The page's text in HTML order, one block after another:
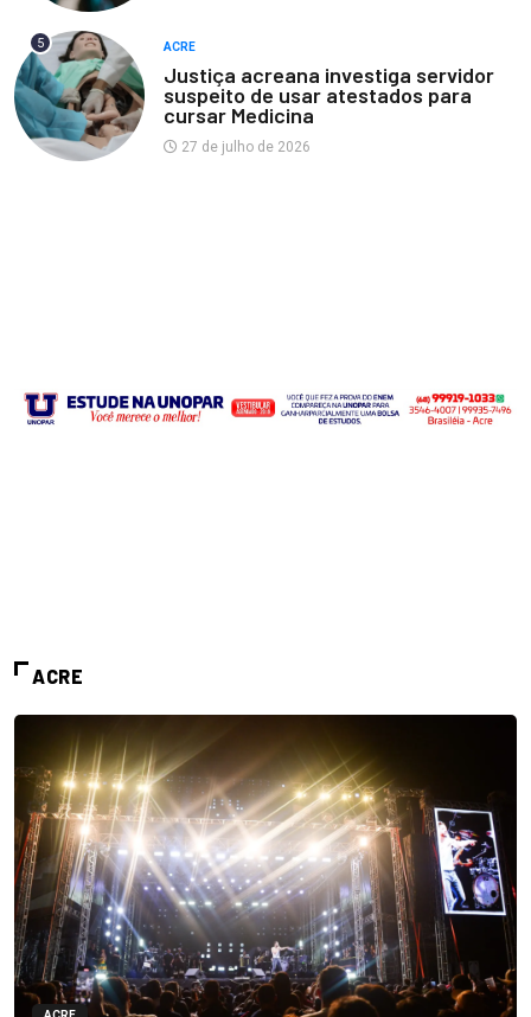
5 ACRE
Justiça acreana investiga servidor
suspeito de usar atestados para
cursar Medicina
27 de julho de 2026
ACRE